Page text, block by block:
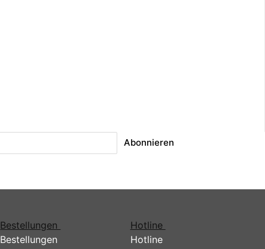
Abonnieren
Bestellungen
Bestellungen
Hotline
Hotline